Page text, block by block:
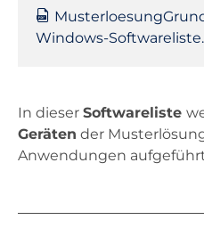
Windows-
In dieser Softwareliste
Geräten der
Anwendungen